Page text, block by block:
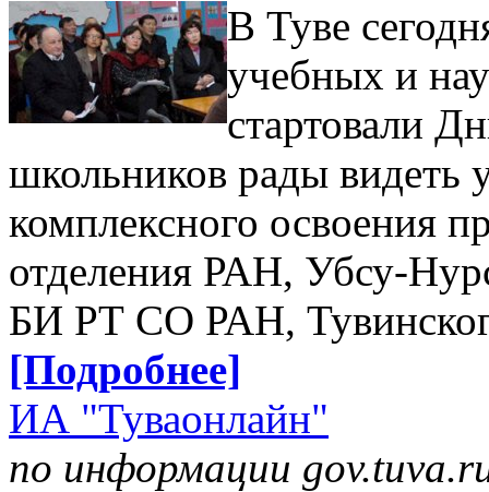
В Туве
учебных и
стартовали
школьников рады видеть
комплексного освоения
отделения РАН, Убсу-
БИ РТ СО РАН,
[Подробнее]
ИА "Туваонлайн"
по информации